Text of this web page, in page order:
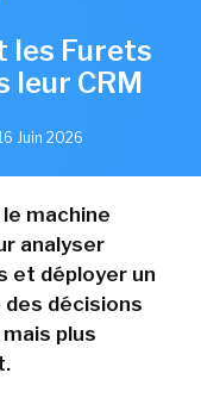
les Furets
leur CRM
Juin 2026
machine
analyser
et déployer un
décisions
plus